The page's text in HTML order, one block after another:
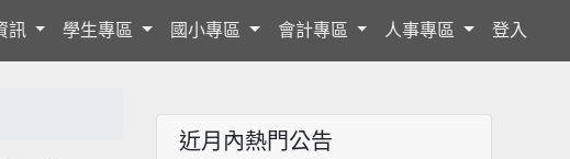
訊 學生專區 國小專區 會計專區 人事專區 登入
近月內熱門公告